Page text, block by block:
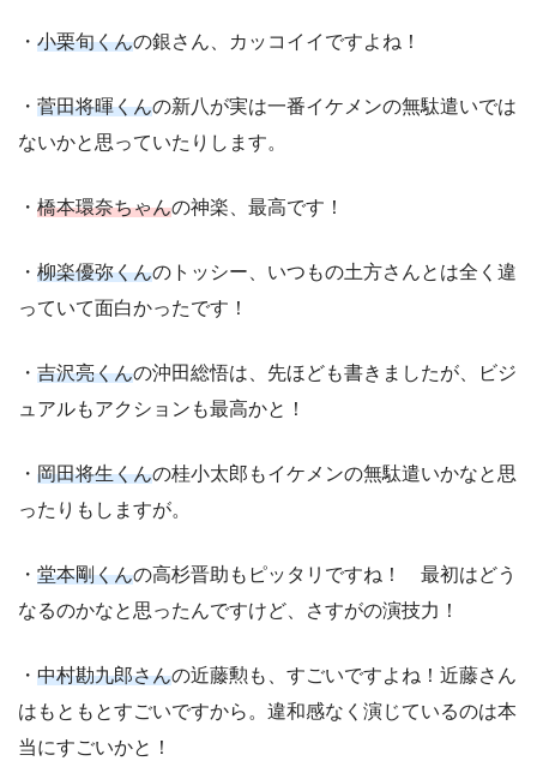
・ 小栗旬くんの銀さん、カッコイイですよね！
・ 菅田将暉くんの新八が実は一番イケメンの無駄遣いでは
ないかと思っていたりします。
・ 橋本環奈ちゃんの神楽、最高です！
・ 柳楽優弥くんのトッシー、いつもの土方さんとは全く違
っていて面白かったです！
・ 吉沢亮くんの沖田総悟は、先ほども書きましたが、ビジ
ュアルもアクションも最高かと！
・ 岡田将生くんの桂小太郎もイケメンの無駄遣いかなと思
ったりもしますが。
・ 堂本剛くんの高杉晋助もピッタリですね！ 最初はどう
なるのかなと思ったんですけど、さすがの演技力！
・ 中村勘九郎さんの近藤勲も、すごいですよね！近藤さん
はもともとすごいですから。違和感なく演じているのは本
当にすごいかと！